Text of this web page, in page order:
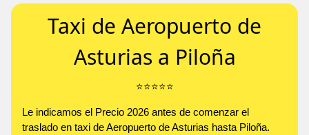
Taxi de Aeropuerto de
Asturias a Piloña
⭐️⭐️⭐️⭐️⭐️
Le indicamos el Precio 2026 antes de comenzar el
traslado en taxi de Aeropuerto de Asturias hasta Piloña.